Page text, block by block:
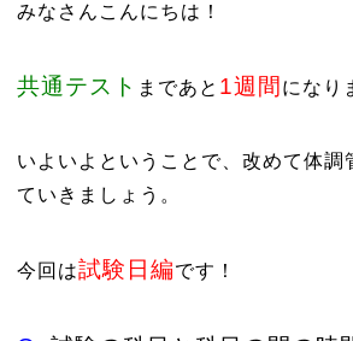
みなさんこんにちは！
共通テスト まであと 1週間 になり
いよいよということで、改めて体調
ていきましょう。
今回は試験日編です！